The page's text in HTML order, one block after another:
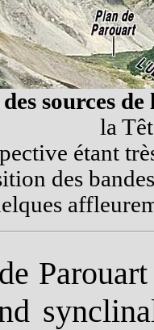
sources
la
étant
des